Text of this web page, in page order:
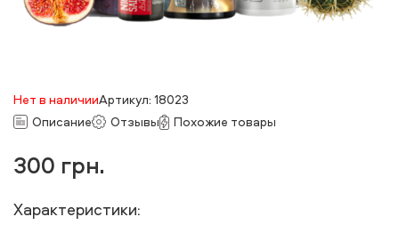
Нет в наличииАртикул: 18023
Описание
Отзывы Похожие товары
300 грн.
Характеристики: